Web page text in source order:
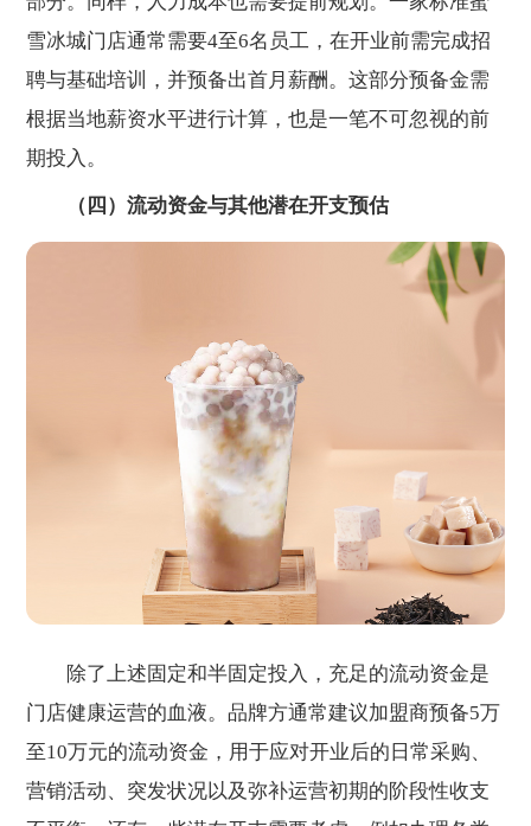
雪冰城门店通常需要4至6名员工，在开业前需完成招
聘与基础培训，并预备出首月薪酬。这部分预备金需
根据当地薪资水平进行计算，也是一笔不可忽视的前
期投入。
（四）流动资金与其他潜在开支预估
除了上述固定和半固定投入，充足的流动资金是
门店健康运营的血液。品牌方通常建议加盟商预备5万
至10万元的流动资金，用于应对开业后的日常采购、
营销活动、突发状况以及弥补运营初期的阶段性收支